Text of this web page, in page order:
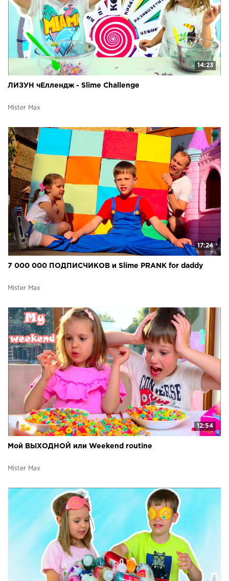
14:23
ЛИЗУН чЕллендж - Slime Challenge
Mister Max
17:24
7 000 000 ПОДПИСЧИКОВ и Slime PRANK for daddy
Mister Max
12:54
Мой ВЫХОДНОЙ или Weekend routine
Mister Max